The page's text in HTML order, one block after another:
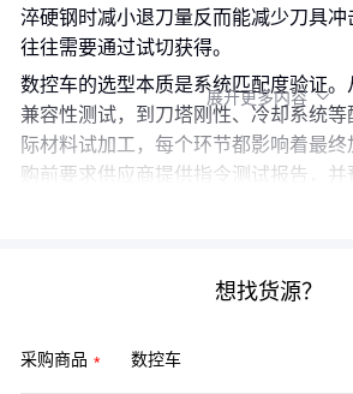
淬硬钢时减小退刀量反而能减少刀具
往往需要通过试切获得。
数控车的选型本质是系统匹配度验证
兼容性测试，到刀塔刚性、冷却系统
际材料试加工，每个环节都影响着最
购前要求供应商提供指令测试报告，并
展开更多内容 
想找货源？
采购商品